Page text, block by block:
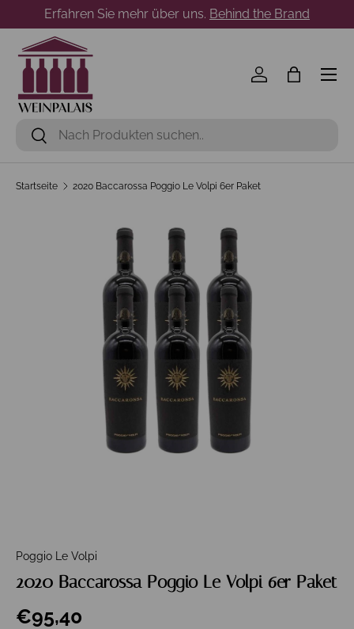
Direkt zum Inhalt
Erfahren Sie mehr über uns. Behind the Brand
Suchen
Suchen
Einloggen
Menü
Startseite 2020 Baccarossa Poggio Le Volpi 6er Paket
Poggio Le Volpi
2020 Baccarossa Poggio Le Volpi 6er Paket
€95,40